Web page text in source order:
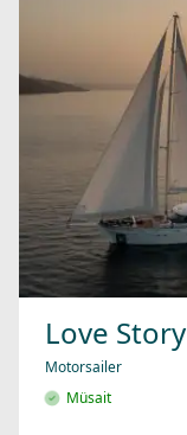
Love Story
Motorsailer
Müsait